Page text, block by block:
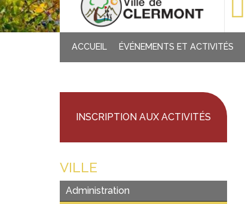
ACCUEIL ÉVÉNEMENTS ET ACTIVITÉS
INSCRIPTION AUX ACTIVITÉS
VILLE
Administration